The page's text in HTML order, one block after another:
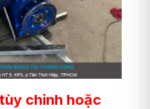
chỉnh hoặc